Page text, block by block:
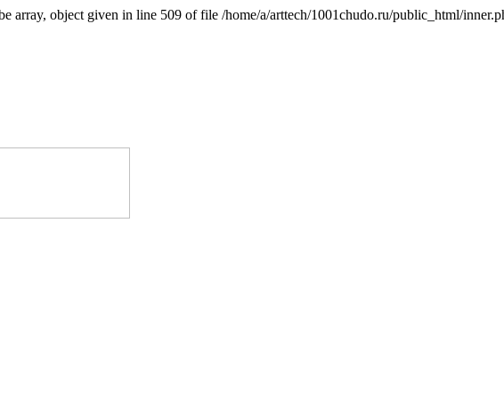
array, object given in line 509 of file /home/a/arttech/1001chudo.ru/public_html/